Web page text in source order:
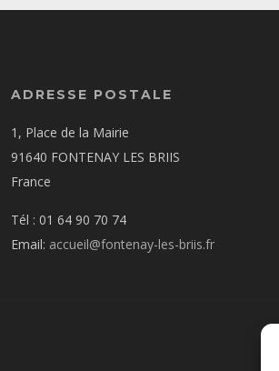
ADRESSE POSTALE
1, Place de la Mairie
91640 FONTENAY LES BRIIS
France
Tél : 01 64 90 70 74
Email: accueil@fontenay-les-briis.fr